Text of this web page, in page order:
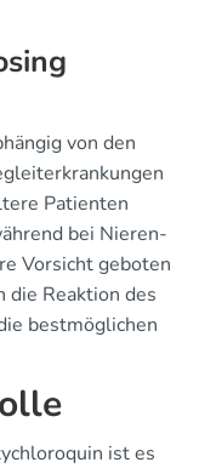
von den
Patienten
bei Nieren-
Vorsicht geboten
Reaktion des
bestmöglichen
ist es